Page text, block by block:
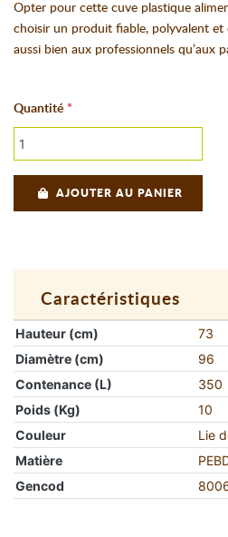
Opter pour cette cuve plastique
choisir un produit fiable, polyvalent et
aussi bien aux professionnels qu’aux
Quantité
AJOUTER AU PANIER
Caractéristiques
Hauteur (cm)
73
Diamètre (cm)
96
Contenance (L)
350
Poids (Kg)
10
Couleur
Lie
Matière
Gencod